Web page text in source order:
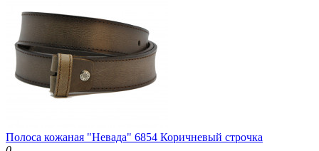
Полоса кожаная "Невада" 6854 Коричневый строчка